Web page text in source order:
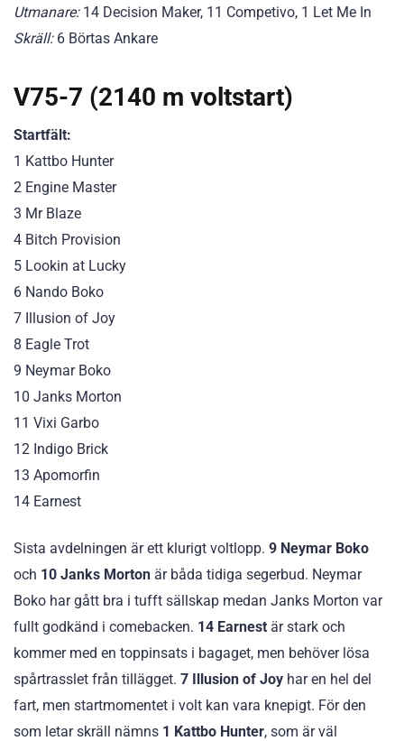
Utmanare:14 Decision Maker, 11 Competivo, 1 Let Me In
Skräll:6 Börtas Ankare
V75-7 (2140 m voltstart)
Startfält:
1 Kattbo Hunter
2 Engine Master
3 Mr Blaze
4 Bitch Provision
5 Lookin at Lucky
6 Nando Boko
7 Illusion of Joy
8 Eagle Trot
9 Neymar Boko
10 Janks Morton
11 Vixi Garbo
12 Indigo Brick
13 Apomorfin
14 Earnest
Sista avdelningen är ett klurigt voltlopp. 9 Neymar Boko
och 10 Janks Morton är båda tidiga segerbud. Neymar
Boko har gått bra i tufft sällskap medan Janks Morton var
fullt godkänd i comebacken. 14 Earnest är stark och
kommer med en toppinsats i bagaget, men behöver lösa
spårtrasslet från tillägget. 7 Illusion of Joy har en hel del
fart, men startmomentet i volt kan vara knepigt. För den
som letar skräll nämns 1 Kattbo Hunter, som är väl